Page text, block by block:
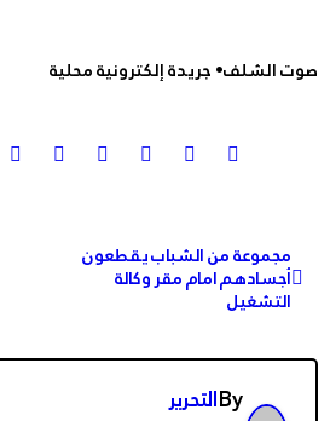
صوت الشلف• جريدة إلكترونية محلية
تصفّح
المقالات
مجموعة من الشباب يقطعون
أجسادهم امام مقر وكالة
التشغيل
Byالتحرير